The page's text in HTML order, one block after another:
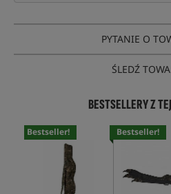
PYTANIE O
ŚLEDŹ
BESTSELLERY Z
Bestseller! Bestseller!